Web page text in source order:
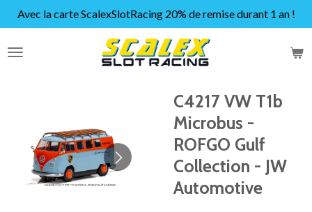
Passer
au
contenu
Avec la carte ScalexSlotRacing 20% de remise durant 1 an !
C4217 VW T1b
Microbus -
ROFGO Gulf
Collection - JW
Automotive